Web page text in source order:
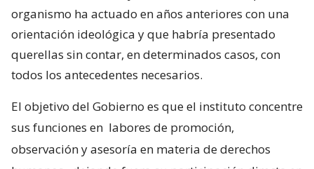
organismo ha actuado en años anteriores con una
orientación ideológica y que habría presentado
querellas sin contar, en determinados casos, con
todos los antecedentes necesarios.
El objetivo del Gobierno es que el instituto concentre
sus funciones en labores de promoción,
observación y asesoría en materia de derechos